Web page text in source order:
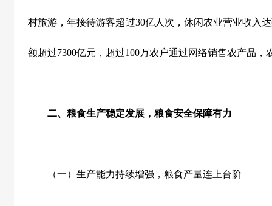
村旅游，年接待游客超过30亿人次，休闲农业营业收入
额超过7300亿元，超过100万农户通过网络销售农产品，
二、粮食生产稳定发展，粮食安全保障有力
（一）生产能力持续增强，粮食产量连上台阶